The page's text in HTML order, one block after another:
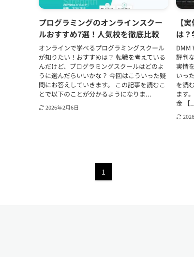
プログラミングのオンラインスクー
ルおすすめ7選！人気校を徹底比較
オンラインで学べるプログラミングスクール
が知りたい！おすすめは？ 転職を考えている
んだけど、プログラミングスクールはどのよ
うに選んだらいいかな？ 今回はこういった疑
問にお答えしていきます。 この記事を読むこ
とで以下のことが分かるようになりま...
2026年2月6日
【
は
DMM
評判
実情
いっ
を読
ます
金 【
1